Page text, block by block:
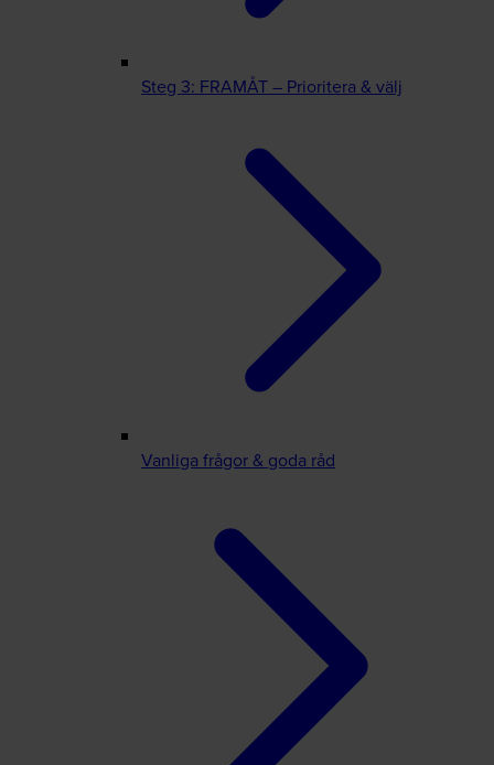
Steg 3: FRAMÅT – Prioritera & välj
Vanliga frågor & goda råd